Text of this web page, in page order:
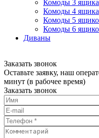
Комоды 3 ящика
Комоды 4 ящика
Комоды 5
Комоды 6
Диваны
Заказать звонок
Оставьте заявку, наш
минут (в рабочее время)
Заказать звонок